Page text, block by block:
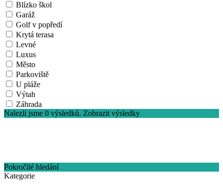
Blízko škol
Garáž
Golf v popředí
Krytá terasa
Levné
Luxus
Město
Parkoviště
U pláže
Výtah
Záhrada
Nalezli jsme0 výsledků.Zobrazit výsledky
Pokročilé hledání
Kategorie